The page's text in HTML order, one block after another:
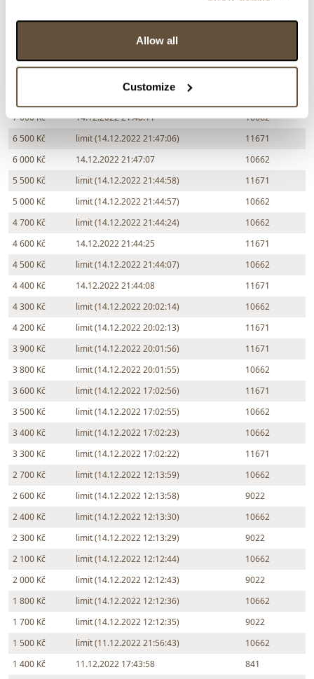
Allow all
Customize
7 000 Kč
14.12.2022 21:48:11
10662
6 500 Kč
limit (14.12.2022 21:47:06)
11671
6 000 Kč
14.12.2022 21:47:07
10662
5 500 Kč
limit (14.12.2022 21:44:58)
11671
5 000 Kč
limit (14.12.2022 21:44:57)
10662
4 700 Kč
limit (14.12.2022 21:44:24)
10662
4 600 Kč
14.12.2022 21:44:25
11671
4 500 Kč
limit (14.12.2022 21:44:07)
10662
4 400 Kč
14.12.2022 21:44:08
11671
4 300 Kč
limit (14.12.2022 20:02:14)
10662
4 200 Kč
limit (14.12.2022 20:02:13)
11671
3 900 Kč
limit (14.12.2022 20:01:56)
11671
3 800 Kč
limit (14.12.2022 20:01:55)
10662
3 600 Kč
limit (14.12.2022 17:02:56)
11671
3 500 Kč
limit (14.12.2022 17:02:55)
10662
3 400 Kč
limit (14.12.2022 17:02:23)
10662
3 300 Kč
limit (14.12.2022 17:02:22)
11671
2 700 Kč
limit (14.12.2022 12:13:59)
10662
2 600 Kč
limit (14.12.2022 12:13:58)
9022
2 400 Kč
limit (14.12.2022 12:13:30)
10662
2 300 Kč
limit (14.12.2022 12:13:29)
9022
2 100 Kč
limit (14.12.2022 12:12:44)
10662
2 000 Kč
limit (14.12.2022 12:12:43)
9022
1 800 Kč
limit (14.12.2022 12:12:36)
10662
1 700 Kč
limit (14.12.2022 12:12:35)
9022
1 500 Kč
limit (11.12.2022 21:56:43)
10662
1 400 Kč
11.12.2022 17:43:58
841